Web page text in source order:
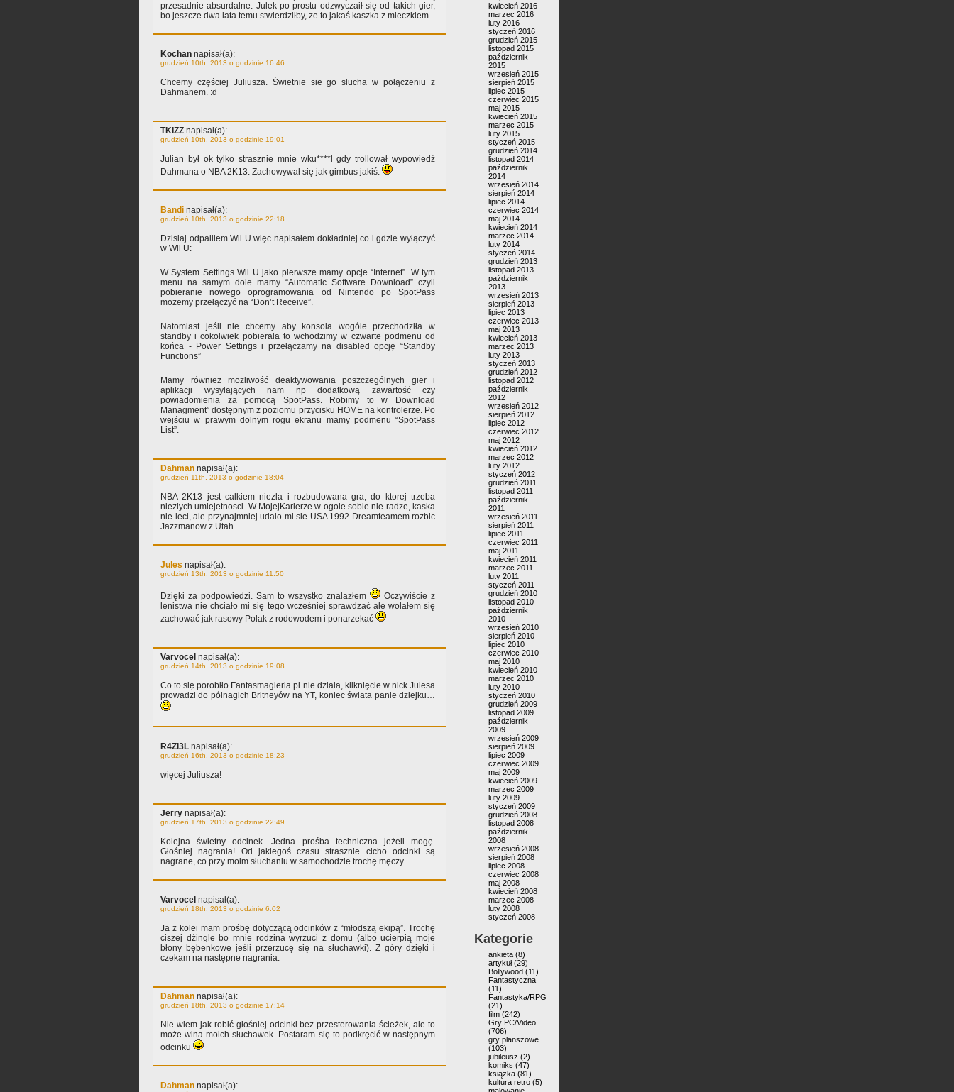
przesadnie absurdalne. Julek po prostu odzwyczaił się od takich gier,
bo jeszcze dwa lata temu stwierdziłby, ze to jakaś kaszka z mleczkiem.
Kochan napisał(a):
grudzień 10th, 2013 o godzinie 16:46
Chcemy częściej Juliusza. Świetnie sie go słucha w połączeniu z
Dahmanem. :d
TKIZZ napisał(a):
grudzień 10th, 2013 o godzinie 19:01
Julian był ok tylko strasznie mnie wku****l gdy trollował wypowiedź
Dahmana o NBA 2K13. Zachowywał się jak gimbus jakiś.
Bandi napisał(a):
grudzień 10th, 2013 o godzinie 22:18
Dzisiaj odpaliłem Wii U więc napisałem dokładniej co i gdzie wyłączyć
w Wii U:
W System Settings Wii U jako pierwsze mamy opcje “Internet”. W tym
menu na samym dole mamy “Automatic Software Download” czyli
pobieranie nowego oprogramowania od Nintendo po SpotPass
możemy przełączyć na “Don’t Receive”.
Natomiast jeśli nie chcemy aby konsola wogóle przechodziła w
standby i cokolwiek pobierała to wchodzimy w czwarte podmenu od
końca - Power Settings i przełączamy na disabled opcję “Standby
Functions”
Mamy również możliwość deaktywowania poszczególnych gier i
aplikacji wysyłających nam np dodatkową zawartość czy
powiadomienia za pomocą SpotPass. Robimy to w Download
Managment” dostępnym z poziomu przycisku HOME na kontrolerze. Po
wejściu w prawym dolnym rogu ekranu mamy podmenu “SpotPass
List”.
Dahman napisał(a):
grudzień 11th, 2013 o godzinie 18:04
NBA 2K13 jest calkiem niezla i rozbudowana gra, do ktorej trzeba
niezlych umiejetnosci. W MojejKarierze w ogole sobie nie radze, kaska
nie leci, ale przynajmniej udalo mi sie USA 1992 Dreamteamem rozbic
Jazzmanow z Utah.
Jules napisał(a):
grudzień 13th, 2013 o godzinie 11:50
Dzięki za podpowiedzi. Sam to wszystko znalazłem
Oczywiście z
lenistwa nie chciało mi się tego wcześniej sprawdzać ale wolałem się
zachować jak rasowy Polak z rodowodem i ponarzekać
Varvocel napisał(a):
grudzień 14th, 2013 o godzinie 19:08
Co to się porobiło Fantasmagieria.pl nie działa, kliknięcie w nick Julesa
prowadzi do półnagich Britneyów na YT, koniec świata panie dziejku…
R4Zi3L napisał(a):
grudzień 16th, 2013 o godzinie 18:23
więcej Juliusza!
Jerry napisał(a):
grudzień 17th, 2013 o godzinie 22:49
Kolejna świetny odcinek. Jedna prośba techniczna jeżeli mogę.
Głośniej nagrania! Od jakiegoś czasu strasznie cicho odcinki są
nagrane, co przy moim słuchaniu w samochodzie trochę męczy.
Varvocel napisał(a):
grudzień 18th, 2013 o godzinie 6:02
Ja z kolei mam prośbę dotyczącą odcinków z “młodszą ekipą”. Trochę
ciszej dżingle bo mnie rodzina wyrzuci z domu (albo ucierpią moje
błony bębenkowe jeśli przerzucę się na słuchawki). Z góry dzięki i
czekam na następne nagrania.
Dahman napisał(a):
grudzień 18th, 2013 o godzinie 17:14
Nie wiem jak robić głośniej odcinki bez przesterowania ścieżek, ale to
może wina moich słuchawek. Postaram się to podkręcić w następnym
odcinku
Dahman napisał(a):
kwiecień 2016
marzec 2016
luty 2016
styczeń 2016
grudzień 2015
listopad 2015
październik
2015
wrzesień 2015
sierpień 2015
lipiec 2015
czerwiec 2015
maj 2015
kwiecień 2015
marzec 2015
luty 2015
styczeń 2015
grudzień 2014
listopad 2014
październik
2014
wrzesień 2014
sierpień 2014
lipiec 2014
czerwiec 2014
maj 2014
kwiecień 2014
marzec 2014
luty 2014
styczeń 2014
grudzień 2013
listopad 2013
październik
2013
wrzesień 2013
sierpień 2013
lipiec 2013
czerwiec 2013
maj 2013
kwiecień 2013
marzec 2013
luty 2013
styczeń 2013
grudzień 2012
listopad 2012
październik
2012
wrzesień 2012
sierpień 2012
lipiec 2012
czerwiec 2012
maj 2012
kwiecień 2012
marzec 2012
luty 2012
styczeń 2012
grudzień 2011
listopad 2011
październik
2011
wrzesień 2011
sierpień 2011
lipiec 2011
czerwiec 2011
maj 2011
kwiecień 2011
marzec 2011
luty 2011
styczeń 2011
grudzień 2010
listopad 2010
październik
2010
wrzesień 2010
sierpień 2010
lipiec 2010
czerwiec 2010
maj 2010
kwiecień 2010
marzec 2010
luty 2010
styczeń 2010
grudzień 2009
listopad 2009
październik
2009
wrzesień 2009
sierpień 2009
lipiec 2009
czerwiec 2009
maj 2009
kwiecień 2009
marzec 2009
luty 2009
styczeń 2009
grudzień 2008
listopad 2008
październik
2008
wrzesień 2008
sierpień 2008
lipiec 2008
czerwiec 2008
maj 2008
kwiecień 2008
marzec 2008
luty 2008
styczeń 2008
Kategorie
ankieta (8)
artykuł(29)
Bollywood (11)
Fantastyczna
(11)
Fantastyka/RPG
(21)
film (242)
Gry PC/Video
(706)
gry planszowe
(103)
jubileusz (2)
komiks (47)
książka (81)
kultura retro (5)